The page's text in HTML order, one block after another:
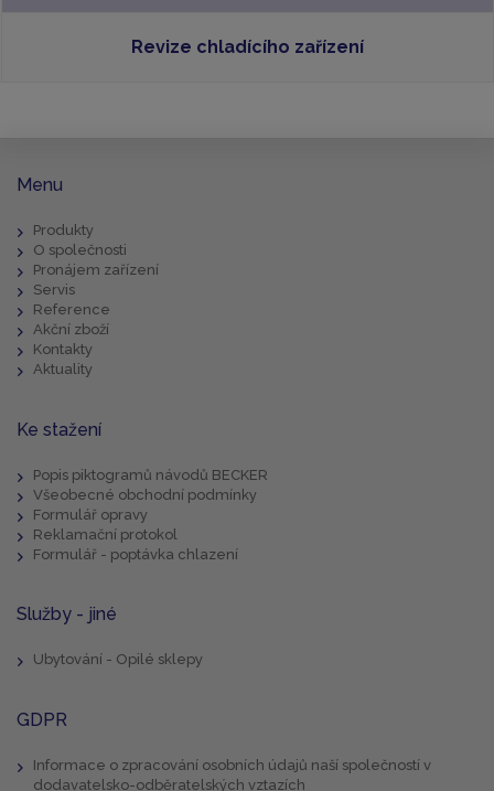
Revize chladícího zařízení
Menu
Produkty
O společnosti
Pronájem zařízení
Servis
Reference
Akční zboží
Kontakty
Aktuality
Ke stažení
Popis piktogramů návodů BECKER
Všeobecné obchodní podmínky
Formulář opravy
Reklamační protokol
Formulář - poptávka chlazení
Služby - jiné
Ubytování - Opilé sklepy
GDPR
Informace o zpracování osobních údajů naší společností v
dodavatelsko-odběratelských vztazích